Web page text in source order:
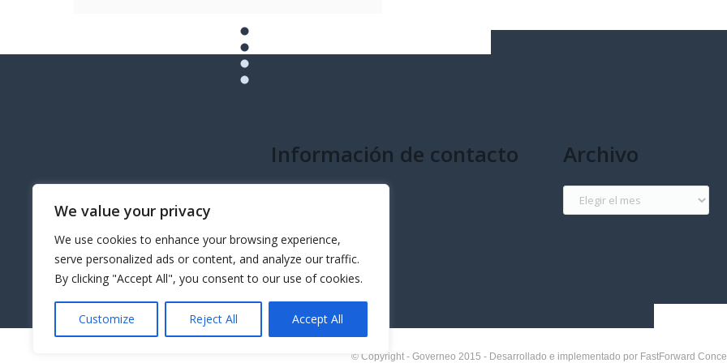
We value your privacy
We use cookies to enhance your browsing experience,
serve personalized ads or content, and analyze our traffic.
By clicking "Accept All", you consent to our use of cookies.
Customize Reject All Accept All
Información de contacto Archivo
Archivo
© Copyright - Governeo 2015 - Desarrollado e implementado por FastForward